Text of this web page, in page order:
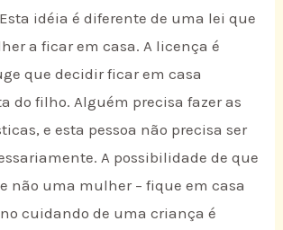
idéia é diferente de uma lei que
a ficar em casa. A licença é
que decidir ficar em casa
do filho. Alguém precisa fazer as
e esta pessoa não precisa ser
A possibilidade de que
não uma mulher – fique em casa
cuidando de uma criança é